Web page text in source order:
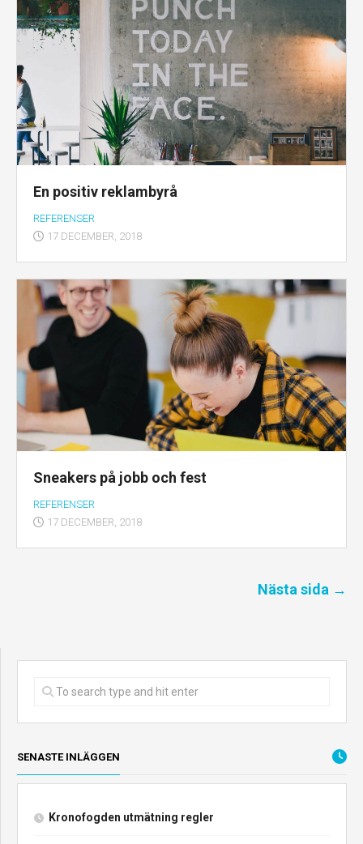
En positiv reklambyrå
REFERENSER
17 DECEMBER, 2018
Sneakers på jobb och fest
REFERENSER
17 DECEMBER, 2018
Nästa sida →
SENASTE INLÄGGEN
Kronofogden utmätning regler